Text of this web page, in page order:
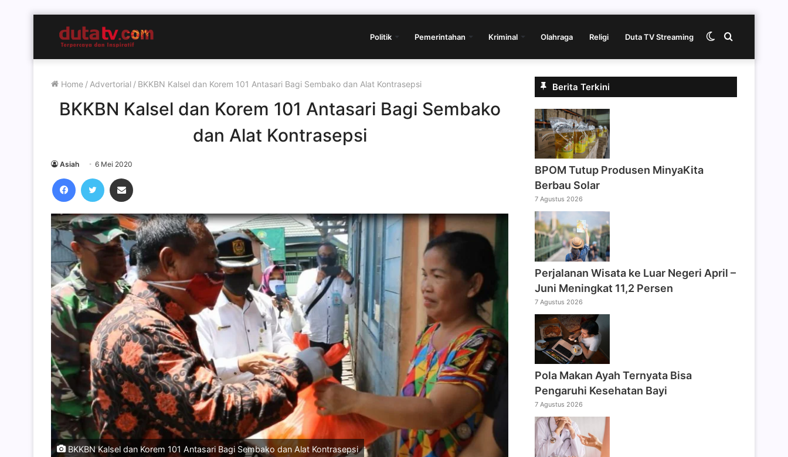
Politik Pemerintahan Kriminal Olahraga Religi Duta TV Streaming Cari
Switch
Home / Advertorial / BKKBN Kalsel dan Korem 101 Antasari Bagi Sembako dan Alat Kontrasepsi
BKKBN Kalsel dan Korem 101 Antasari Bagi Sembako
dan Alat Kontrasepsi
Asiah 6 Mei 2020
FacebookTwitter
BKKBN Kalsel dan Korem 101 Antasari Bagi Sembako dan Alat Kontrasepsi
Berita Terkini
BPOM Tutup Produsen MinyaKita
Berbau Solar
7 Agustus 2026
Perjalanan Wisata ke Luar Negeri April –
Juni Meningkat 11,2 Persen
7 Agustus 2026
Pola Makan Ayah Ternyata Bisa
Pengaruhi Kesehatan Bayi
7 Agustus 2026